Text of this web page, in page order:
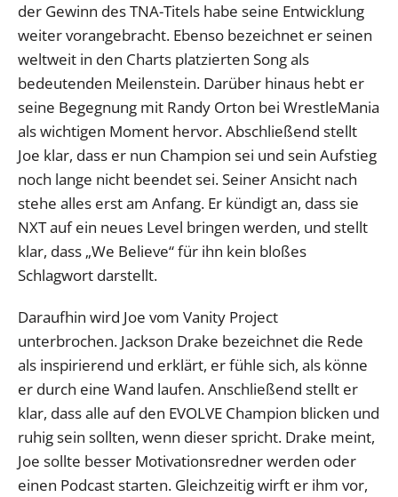
der Gewinn des TNA-Titels habe seine Entwicklung
weiter vorangebracht. Ebenso bezeichnet er seinen
weltweit in den Charts platzierten Song als
bedeutenden Meilenstein. Darüber hinaus hebt er
seine Begegnung mit Randy Orton bei WrestleMania
als wichtigen Moment hervor. Abschließend stellt
Joe klar, dass er nun Champion sei und sein Aufstieg
noch lange nicht beendet sei. Seiner Ansicht nach
stehe alles erst am Anfang. Er kündigt an, dass sie
NXT auf ein neues Level bringen werden, und stellt
klar, dass „We Believe“ für ihn kein bloßes
Schlagwort darstellt.
Daraufhin wird Joe vom Vanity Project
unterbrochen. Jackson Drake bezeichnet die Rede
als inspirierend und erklärt, er fühle sich, als könne
er durch eine Wand laufen. Anschließend stellt er
klar, dass alle auf den EVOLVE Champion blicken und
ruhig sein sollten, wenn dieser spricht. Drake meint,
Joe sollte besser Motivationsredner werden oder
einen Podcast starten. Gleichzeitig wirft er ihm vor,